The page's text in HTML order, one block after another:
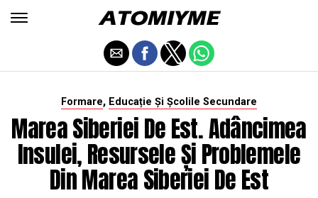
Formare, Educație Și Școlile Secundare
Marea Siberiei De Est. Adâncimea
Insulei, Resursele Și Problemele
Din Marea Siberiei De Est